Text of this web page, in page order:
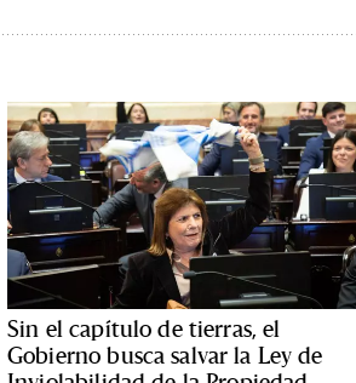
Sin el capítulo de tierras, el
Gobierno busca salvar la Ley de